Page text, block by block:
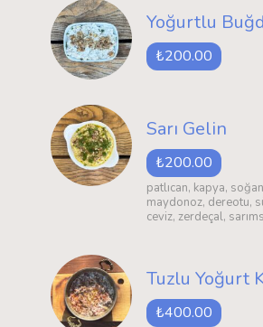
Yoğurtlu
₺200.00
Sarı Gelin
₺200.00
patlıcan, kapya,
maydonoz, dereotu,
ceviz, zerdeçal,
Tuzlu Yoğurt
₺400.00